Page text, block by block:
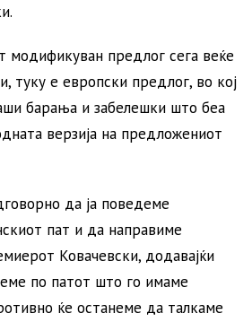
модификуван предлог сега веќе
туку е европски предлог, во кој
барања и забелешки што беа
верзија на предложениот
да ја поведеме
пат и да направиме
Ковачевски, додавајќи
по патот што го имаме
ќе останеме да талкаме